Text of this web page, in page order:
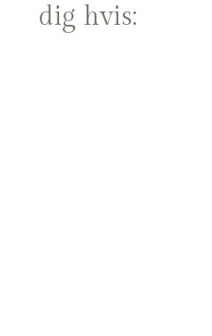
dig hvis: